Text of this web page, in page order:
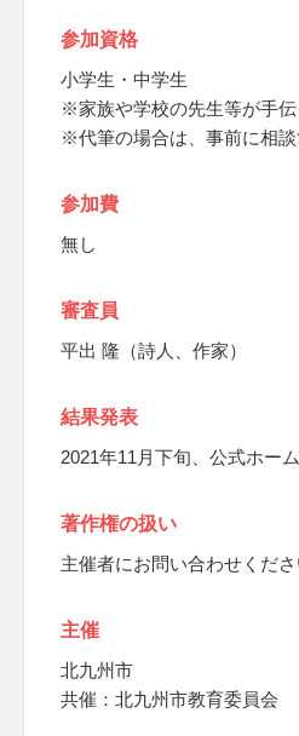
参加資格
小学生・中学生
※家族や学校の先生等が手
※代筆の場合は、事前に相談
参加費
無し
審査員
平出 隆（詩人、作家）
結果発表
2021年11月下旬、公式ホー
著作権の扱い
主催者にお問い合わせくださ
主催
北九州市
共催：北九州市教育委員会